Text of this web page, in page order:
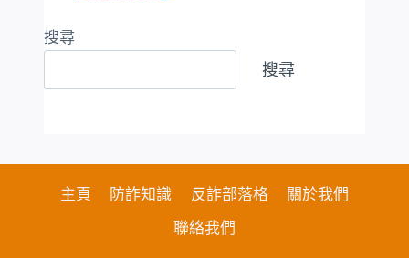
搜尋
搜尋
主頁 防詐知識 反詐部落格
關於我們
聯絡我們